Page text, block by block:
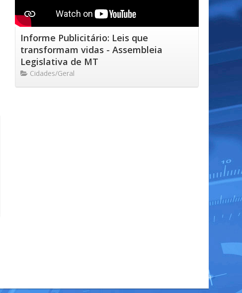
Informe Publicitário: Leis que
transformam vidas - Assembleia
Legislativa de MT
Cidades/Geral